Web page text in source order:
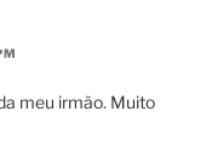
meu irmão. Muito